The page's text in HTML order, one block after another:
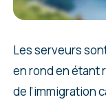
Dans la partie
vous
Les serveurs
en rond en étant
de l’immigration